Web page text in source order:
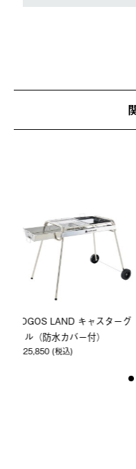
LOGOS LAND チューブラ
グリル XL